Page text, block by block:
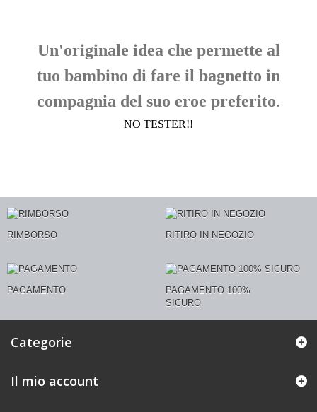
Un'originale idea che permette al
tuo bambino di fare il bagnetto in
compagnia del suo eroe preferito.
NO TESTER!!
RIMBORSO RITIRO IN NEGOZIO
PAGAMENTO
PAGAMENTO 100%
SICURO
Categorie
Il mio account